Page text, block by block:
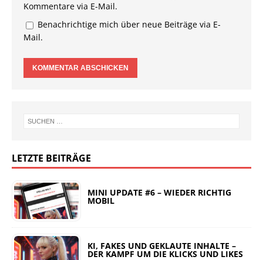
Kommentare via E-Mail.
Benachrichtige mich über neue Beiträge via E-
Mail.
LETZTE BEITRÄGE
MINI UPDATE #6 – WIEDER RICHTIG
MOBIL
KI, FAKES UND GEKLAUTE INHALTE –
DER KAMPF UM DIE KLICKS UND LIKES